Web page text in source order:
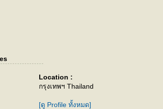
Location :
กรุงเทพฯ Thailand
[ดู Profile ทั้งหมด]